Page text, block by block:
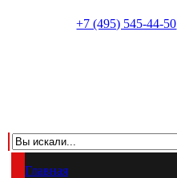
+7 (495) 545-44-50
Главная